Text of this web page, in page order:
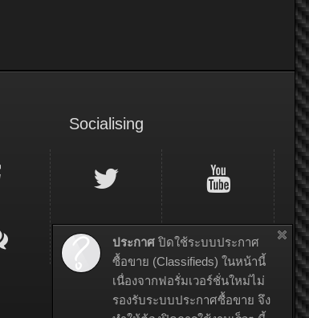
ประกาศ ปิดใช้ระบบประกาศ
ซื้อขาย (Classifieds) ในหน้านี้
เนื่องจากฟอรั่มเวอร์ชั่นใหม่ไม่
รองรับระบบประกาศซื้อขาย จึง
Socialising